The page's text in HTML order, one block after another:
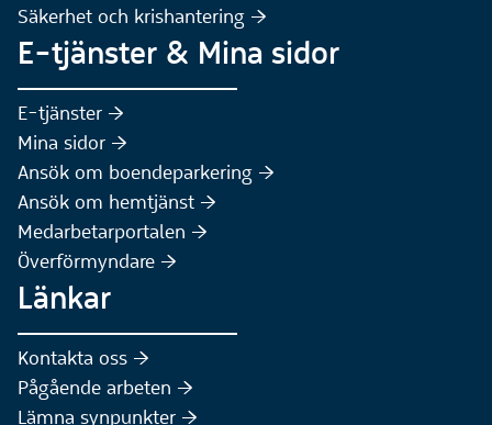
Säkerhet och krishantering :höger:
E-tjänster & Mina sidor
E-tjänster :höger:
Mina sidor :höger:
Ansök om boendeparkering :höger:
Ansök om hemtjänst :höger:
Medarbetarportalen :höger:
Överförmyndare :höger:
Länkar
Kontakta oss :höger:
Pågående arbeten :höger:
Lämna synpunkter :höger: